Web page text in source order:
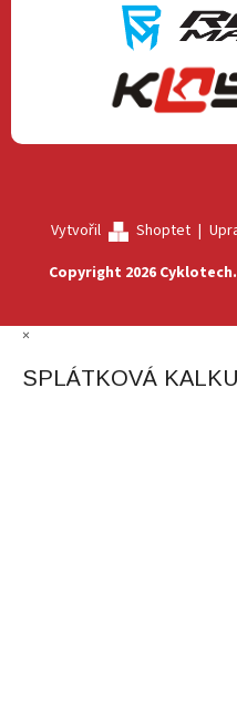
Vytvořil Shoptet|
Copyright 2026
×
SPLÁTKOVÁ